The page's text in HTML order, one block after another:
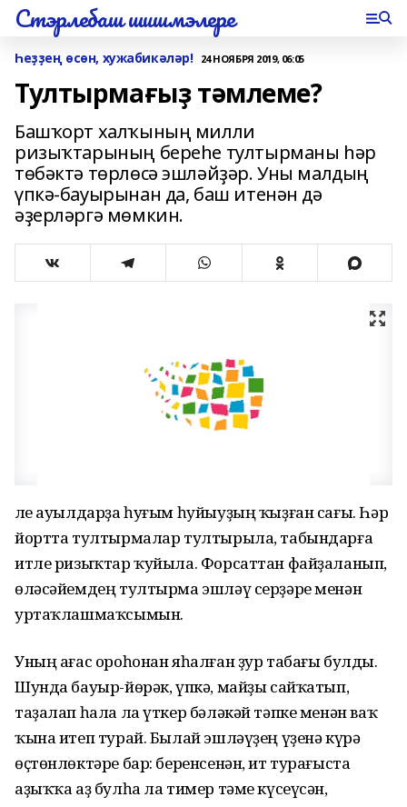
Стэрлебаш шишмэлере
Һеҙҙең өсөн, хужабикәләр! 24 НОЯБРЯ 2019, 06:05
Тултырмағыҙ тәмлеме?
Башҡорт халҡының милли
ризыҡтарының береһе тултырманы һәр
төбәктә төрлөсә эшләйҙәр. Уны малдың
үпкә-бауырынан да, баш итенән дә
әҙерләргә мөмкин.
Әле ауылдарҙа һуғым һуйыуҙың ҡыҙған сағы. Һәр
йортта тултырмалар тултырыла, табындарға
итле ризыҡтар ҡуйыла. Форсаттан файҙаланып,
өләсәйемдең тултырма эшләү серҙәре менән
уртаҡлашмаҡсымын.
Уның ағас ороһонан яһалған ҙур табағы булды.
Шунда бауыр-йөрәк, үпкә, майҙы сайҡатып,
таҙалап һала ла үткер бәләкәй тәпке менән ваҡ
ҡына итеп турай. Былай эшләүҙең үҙенә күрә
өҫтөнлөктәре бар: беренсенән, ит турағыста
аҙыҡҡа аҙ булһа ла тимер тәме күсеүсән,